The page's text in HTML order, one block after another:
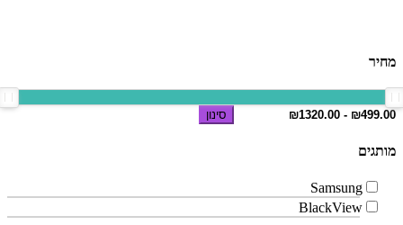
מחיר
סינון
מותגים
Samsung
BlackView